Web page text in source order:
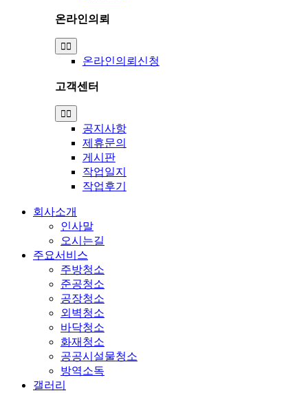
온라인의뢰
Toggle
Navigation
온라인의뢰신청
고객센터
Toggle
Navigation
공지사항
제휴문의
게시판
작업일지
작업후기
회사소개
인사말
오시는길
주요서비스
주방청소
준공청소
공장청소
외벽청소
바닥청소
화재청소
공공시설물청소
방역소독
갤러리